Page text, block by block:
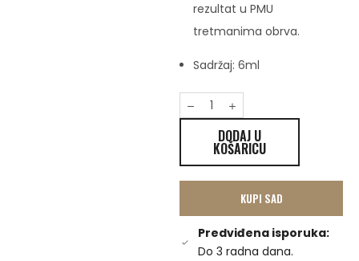
rezultat u PMU
tretmanima obrva.
Sadržaj: 6ml
DODAJ U
KOŠARICU
KUPI SAD
Predviđena isporuka:
Do 3 radna dana.